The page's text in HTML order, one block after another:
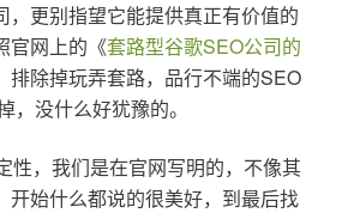
，更别指望它能提供真正有价值的
官网上的《套路型谷歌SEO公司的
排除掉玩弄套路，品行不端的SEO
，没什么好犹豫的。
性，我们是在官网写明的，不像其
开始什么都说的很美好，到最后找